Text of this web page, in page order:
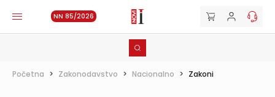
NN 85/2026
Početna > Zakonodavstvo > Nacionalno > Zakoni